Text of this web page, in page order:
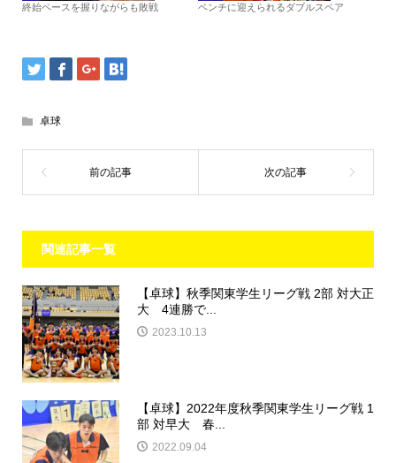
終始ペースを握りながらも敗戦 ベンチに迎えられるダブルスペア
卓球
関連記事一覧
【卓球】秋季関東学生リーグ戦 2部 対大正
大 4連勝で...
2023.10.13
【卓球】2022年度秋季関東学生リーグ戦 1
部 対早大 春...
2022.09.04